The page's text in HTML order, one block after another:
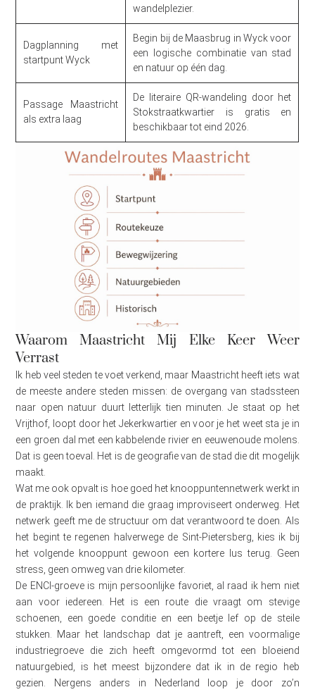
wandelplezier.
Dagplanning met
startpunt Wyck
Begin bij de Maasbrug in Wyck voor
een logische combinatie van stad
en natuur op één dag.
Passage Maastricht
als extra laag
De literaire QR-wandeling door het
Stokstraatkwartier is gratis en
beschikbaar tot eind 2026.
Waarom Maastricht Mij Elke Keer Weer
Verrast
Ik heb veel steden te voet verkend, maar Maastricht heeft iets wat
de meeste andere steden missen: de overgang van stadssteen
naar open natuur duurt letterlijk tien minuten. Je staat op het
Vrijthof, loopt door het Jekerkwartier en voor je het weet sta je in
een groen dal met een kabbelende rivier en eeuwenoude molens.
Dat is geen toeval. Het is de geografie van de stad die dit mogelijk
maakt.
Wat me ook opvalt is hoe goed het knooppuntennetwerk werkt in
de praktijk. Ik ben iemand die graag improviseert onderweg. Het
netwerk geeft me de structuur om dat verantwoord te doen. Als
het begint te regenen halverwege de Sint-Pietersberg, kies ik bij
het volgende knooppunt gewoon een kortere lus terug. Geen
stress, geen omweg van drie kilometer.
De ENCI-groeve is mijn persoonlijke favoriet, al raad ik hem niet
aan voor iedereen. Het is een route die vraagt om stevige
schoenen, een goede conditie en een beetje lef op de steile
stukken. Maar het landschap dat je aantreft, een voormalige
industriegroeve die zich heeft omgevormd tot een bloeiend
natuurgebied, is het meest bijzondere dat ik in de regio heb
gezien. Nergens anders in Nederland loop je door zo’n